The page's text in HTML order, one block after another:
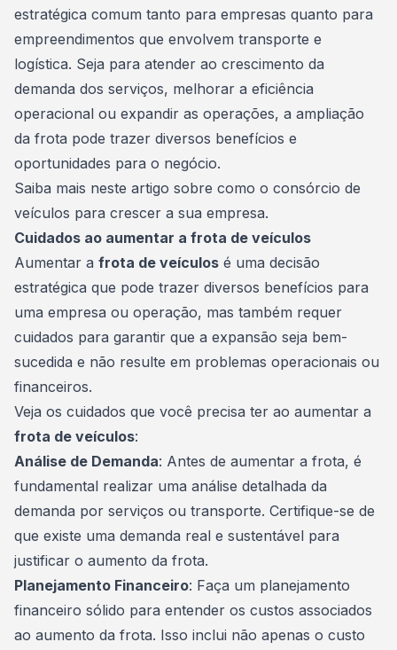
estratégica comum tanto para empresas quanto para
empreendimentos que envolvem transporte e
logística. Seja para atender ao crescimento da
demanda dos serviços, melhorar a eficiência
operacional ou expandir as operações, a ampliação
da frota pode trazer diversos benefícios e
oportunidades para o negócio.
Saiba mais neste artigo sobre como o consórcio de
veículos para crescer a sua empresa.
Cuidados ao aumentar a frota de veículos
Aumentar a frota de veículos é uma decisão
estratégica que pode trazer diversos benefícios para
uma empresa ou operação, mas também requer
cuidados para garantir que a expansão seja bem-
sucedida e não resulte em problemas operacionais ou
financeiros.
Veja os cuidados que você precisa ter ao aumentar a
frota de veículos:
Análise de Demanda: Antes de aumentar a frota, é
fundamental realizar uma análise detalhada da
demanda por serviços ou transporte. Certifique-se de
que existe uma demanda real e sustentável para
justificar o aumento da frota.
Planejamento Financeiro: Faça um planejamento
financeiro sólido para entender os custos associados
ao aumento da frota. Isso inclui não apenas o custo